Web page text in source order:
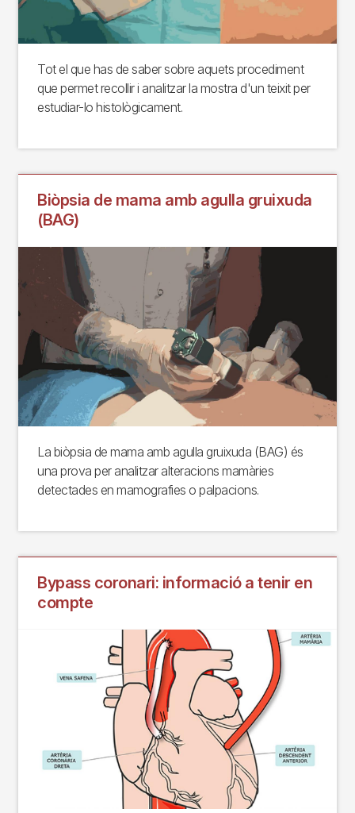
Tot el que has de saber sobre aquets procediment
que permet recollir i analitzar la mostra d'un teixit per
estudiar-lo histològicament.
Biòpsia de mama amb agulla gruixuda
(BAG)
La biòpsia de mama amb agulla gruixuda (BAG) és
una prova per analitzar alteracions mamàries
detectades en mamografies o palpacions.
Bypass coronari: informació a tenir en
compte